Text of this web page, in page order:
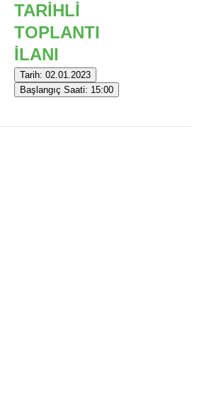
TARİHLİ
TOPLANTI
İLANI
Tarih: 02.01.2023
Başlangıç Saati: 15:00